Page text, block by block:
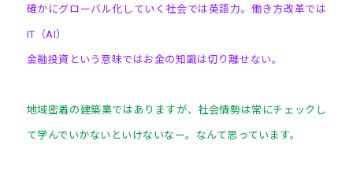
確かにグローバル化していく社会では英語力。働き方改革では
IT（AI）
金融投資という意味ではお金の知識は切り離せない。
地域密着の建築業ではありますが、社会情勢は常にチェックし
て学んでいかないといけないなー。なんて思っています。